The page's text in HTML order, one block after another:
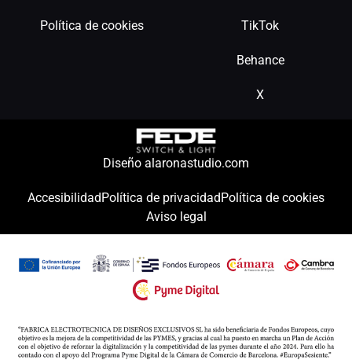
Política de cookies TikTok
Behance
X
Diseño alaronastudio.com
AccesibilidadPolítica de privacidadPolítica de cookies
Aviso legal